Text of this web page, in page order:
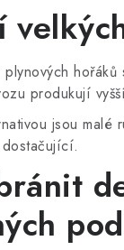
produkují
jsou malé